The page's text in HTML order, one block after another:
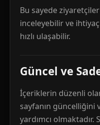
Bu sayede
inceleyebilir ve
hızlı ulaşabilir.
Güncel ve
İçeriklerin düzenli
sayfanın güncelliğini
yardımcı olmaktadır.